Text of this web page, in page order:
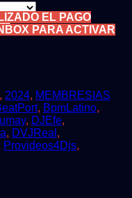
EL PAGO
PARA ACTIVAR
, 2024, MEMBRESIAS
, BpmLatino,
, DJEfe,
, DVJReal ,
Provideos4Djs,